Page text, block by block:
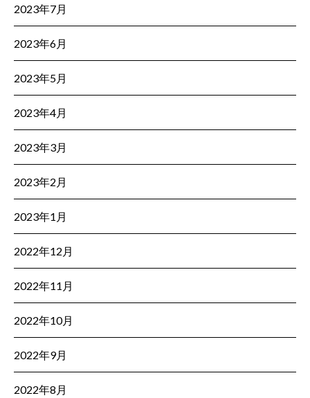
2023年7月
2023年6月
2023年5月
2023年4月
2023年3月
2023年2月
2023年1月
2022年12月
2022年11月
2022年10月
2022年9月
2022年8月